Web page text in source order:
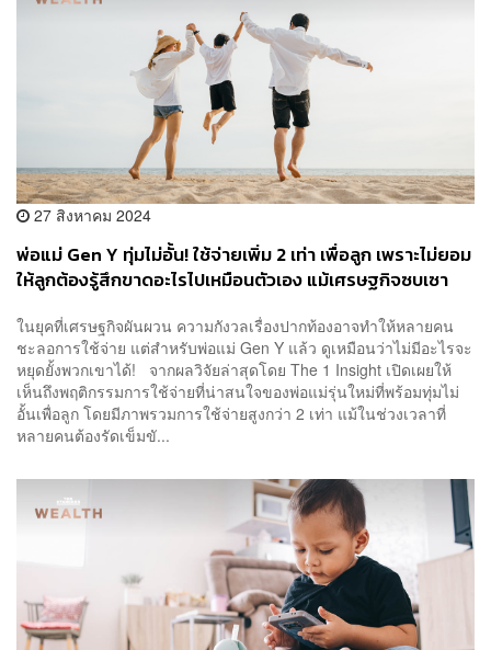
27 สิงหาคม 2024
พ่อแม่ Gen Y ทุ่มไม่อั้น! ใช้จ่ายเพิ่ม 2 เท่า เพื่อลูก เพราะไม่ยอม
ให้ลูกต้องรู้สึกขาดอะไรไปเหมือนตัวเอง แม้เศรษฐกิจซบเซา
ในยุคที่เศรษฐกิจผันผวน ความกังวลเรื่องปากท้องอาจทำให้หลายคน
ชะลอการใช้จ่าย แต่สำหรับพ่อแม่ Gen Y แล้ว ดูเหมือนว่าไม่มีอะไรจะ
หยุดยั้งพวกเขาได้! จากผลวิจัยล่าสุดโดย The 1 Insight เปิดเผยให้
เห็นถึงพฤติกรรมการใช้จ่ายที่น่าสนใจของพ่อแม่รุ่นใหม่ที่พร้อมทุ่มไม่
อั้นเพื่อลูก โดยมีภาพรวมการใช้จ่ายสูงกว่า 2 เท่า แม้ในช่วงเวลาที่
หลายคนต้องรัดเข็มขั...